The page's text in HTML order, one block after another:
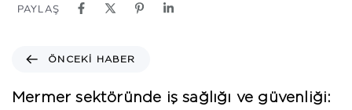
PAYLAŞ
ÖNCEKI HABER
Mermer sektöründe iş sağlığı ve güvenliği: